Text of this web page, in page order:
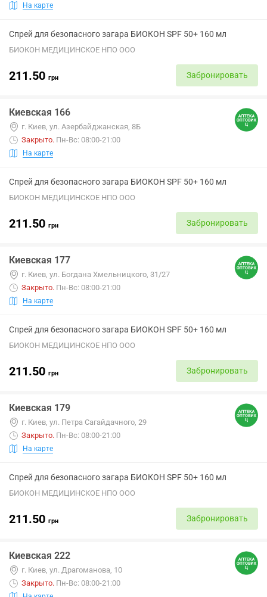
На карте
Спрей для безопасного загара БИОКОН SPF 50+ 160 мл
БИОКОН МЕДИЦИНСКОЕ НПО ООО
211.50 грн Забронировать
Киевская 166
г. Киев, ул. Азербайджанская, 8Б
Закрыто. Пн-Вс: 08:00-21:00
На карте
Спрей для безопасного загара БИОКОН SPF 50+ 160 мл
БИОКОН МЕДИЦИНСКОЕ НПО ООО
211.50 грн Забронировать
Киевская 177
г. Киев, ул. Богдана Хмельницкого, 31/27
Закрыто. Пн-Вс: 08:00-21:00
На карте
Спрей для безопасного загара БИОКОН SPF 50+ 160 мл
БИОКОН МЕДИЦИНСКОЕ НПО ООО
211.50 грн Забронировать
Киевская 179
г. Киев, ул. Петра Сагайдачного, 29
Закрыто. Пн-Вс: 08:00-21:00
На карте
Спрей для безопасного загара БИОКОН SPF 50+ 160 мл
БИОКОН МЕДИЦИНСКОЕ НПО ООО
211.50 грн Забронировать
Киевская 222
г. Киев, ул. Драгоманова, 10
Закрыто. Пн-Вс: 08:00-21:00